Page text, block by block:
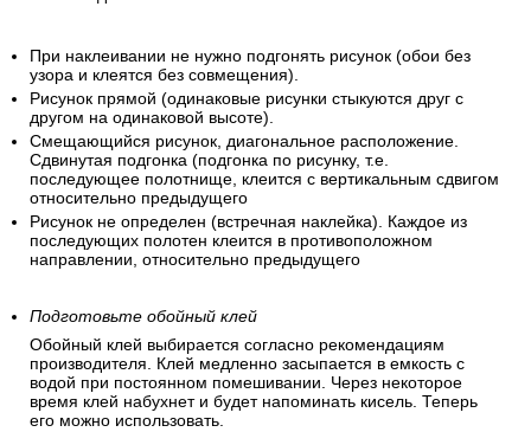
При наклеивании не нужно подгонять рисунок (обои без
узора и клеятся без совмещения).
Рисунок прямой (одинаковые рисунки стыкуются друг с
другом на одинаковой высоте).
Смещающийся рисунок, диагональное расположение.
Сдвинутая подгонка (подгонка по рисунку, т.е.
последующее полотнище, клеится с вертикальным сдвигом
относительно предыдущего
Рисунок не определен (встречная наклейка). Каждое из
последующих полотен клеится в противоположном
направлении, относительно предыдущего
Подготовьте обойный клей
Обойный клей выбирается согласно рекомендациям
производителя. Клей медленно засыпается в емкость с
водой при постоянном помешивании. Через некоторое
время клей набухнет и будет напоминать кисель. Теперь
его можно использовать.